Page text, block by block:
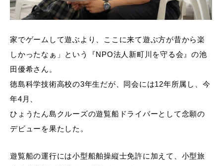
家でゲームして遊ぶより、ここに来て遊ぶ方が昔から楽
しかったなぁ」という『NPO法人新町川を守る会』の池
田優希さん。
徳島科学技術高校の3年生だが、同会には12年所属し、今
年4月、
ひょうたん島クルーズの遊覧船ドライバーとして念願の
デビューを果たした。
遊覧船の運行には小型船舶操縦士免許に加えて、小型旅